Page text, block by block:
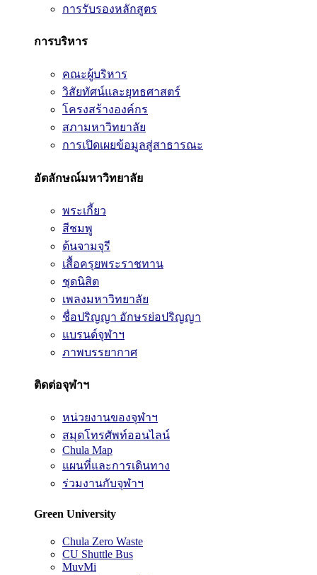
การรับรองหลักสูตร
การบริหาร
คณะผู้บริหาร
วิสัยทัศน์และยุทธศาสตร์
โครงสร้างองค์กร
สภามหาวิทยาลัย
การเปิดเผยข้อมูลสู่สาธารณะ
อัตลักษณ์มหาวิทยาลัย
พระเกี้ยว
สีชมพู
ต้นจามจุรี
เสื้อครุยพระราชทาน
ชุดนิสิต
เพลงมหาวิทยาลัย
ชื่อปริญญา อักษรย่อปริญญา
แบรนด์จุฬาฯ
ภาพบรรยากาศ
ติดต่อจุฬาฯ
หน่วยงานของจุฬาฯ
สมุดโทรศัพท์ออนไลน์
Chula Map
แผนที่และการเดินทาง
ร่วมงานกับจุฬาฯ
Green University
Chula Zero Waste
CU Shuttle Bus
MuvMi